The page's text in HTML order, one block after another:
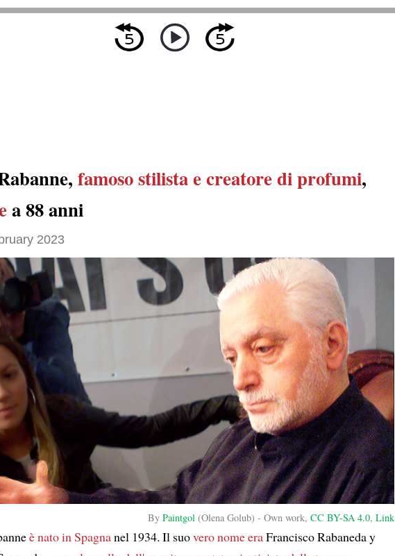
famoso stilista e creatore di profumi,
a 88 anni
2023
By Paintgol (Olena Golub) - Own work, CC BY-SA 4.0, Link
è natoin Spagnanel 1934. Il suovero nome eraFrancisco Rabaneda y